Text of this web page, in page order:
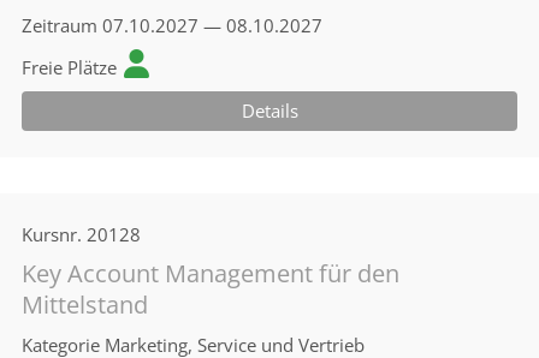
Zeitraum 07.10.2027 — 08.10.2027
Freie Plätze
Details
Kursnr. 20128
Key Account Management für den
Mittelstand
Kategorie Marketing, Service und Vertrieb